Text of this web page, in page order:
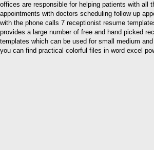
offices are responsible for helping patients with all
appointments with doctors scheduling follow up
with the phone calls 7 receptionist resume
provides a large number of free and hand picked
templates which can be used for small medium
you can find practical colorful files in word excel